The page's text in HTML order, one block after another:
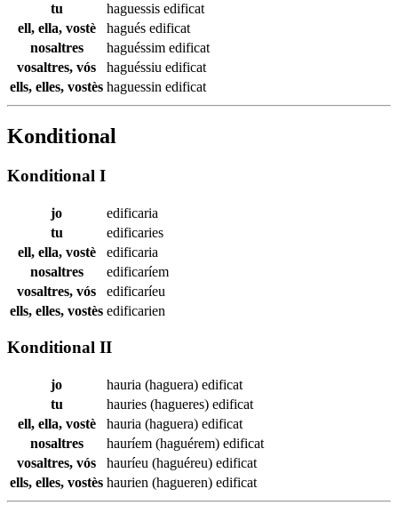
tu
haguessis edificat
ell, ella, vostè
hagués edificat
nosaltres
haguéssim edificat
vosaltres, vós
haguéssiu edificat
ells, elles, vostès haguessin edificat
Konditional
Konditional I
jo
edificaria
tu
edificaries
ell, ella, vostè
edificaria
nosaltres
edificaríem
vosaltres, vós
edificaríeu
ells, elles, vostès edificarien
Konditional II
jo hauria (haguera) edificat
tu
hauries (hagueres) edificat
ell, ella, vostè
hauria (haguera) edificat
nosaltres
hauríem (haguérem) edificat
vosaltres, vós
hauríeu (haguéreu) edificat
ells, elles, vostès haurien (hagueren) edificat